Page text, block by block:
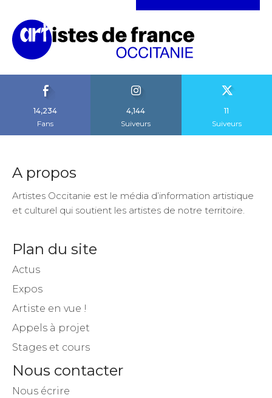
14,234
Fans
4,144
Suiveurs
11
Suiveurs
A propos
Artistes Occitanie est le média d’information artistique
et culturel qui soutient les artistes de notre territoire.
Plan du site
Actus
Expos
Artiste en vue !
Appels à projet
Stages et cours
Nous contacter
Nous écrire